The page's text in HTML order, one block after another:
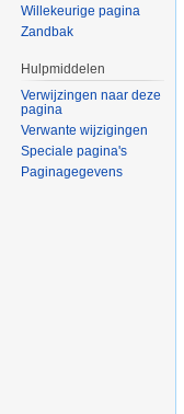
Willekeurige pagina
Zandbak
Hulpmiddelen
Verwijzingen naar deze
pagina
Verwante wijzigingen
Speciale pagina's
Paginagegevens